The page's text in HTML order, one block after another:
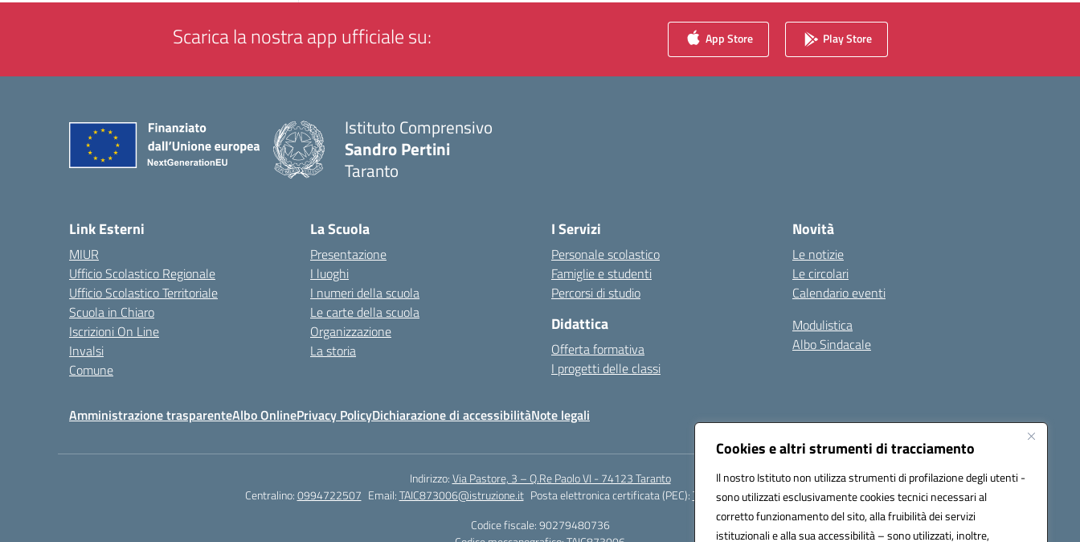
Cookies e altri strumenti di tracciamento
Il nostro Istituto non utilizza strumenti di profilazione degli utenti -
sono utilizzati esclusivamente cookies tecnici necessari al
corretto funzionamento del sito, alla fruibilità dei servizi
istituzionali e alla sua accessibilità – sono utilizzati, inoltre,
Scarica la nostra app ufficiale su: App Store Play Store
Istituto Comprensivo
Sandro Pertini
Taranto
Link Esterni
MIUR
Ufficio Scolastico Regionale
Ufficio Scolastico Territoriale
Scuola in Chiaro
Iscrizioni On Line
Invalsi
Comune
La Scuola
Presentazione
I luoghi
I numeri della scuola
Le carte della scuola
Organizzazione
La storia
I Servizi
Personale scolastico
Famiglie e studenti
Percorsi di studio
Didattica
Offerta formativa
I progetti delle classi
Novità
Le notizie
Le circolari
Calendario eventi
Modulistica
Albo Sindacale
Amministrazione trasparenteAlbo OnlinePrivacy PolicyDichiarazione di accessibilitàNote legali
Indirizzo:Via Pastore, 3 – Q.Re Paolo VI - 74123 Taranto
Centralino:0994722507 Email:TAIC873006@istruzione.it Posta elettronica certificata (PEC):TAIC873006@pec.istruzione.it
Codice fiscale: 90279480736